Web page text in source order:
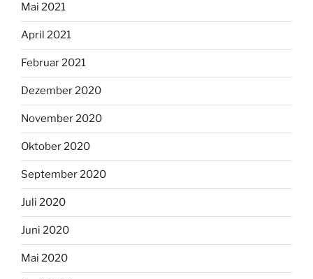
Mai 2021
April 2021
Februar 2021
Dezember 2020
November 2020
Oktober 2020
September 2020
Juli 2020
Juni 2020
Mai 2020